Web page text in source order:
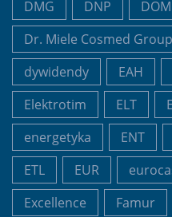
DMG
DNP DOM
Dr. Miele Cosmed Group
dywidendy
EAH
Elektrotim
ELT
energetyka
ENT
ETL
EUR
Excellence
Famur